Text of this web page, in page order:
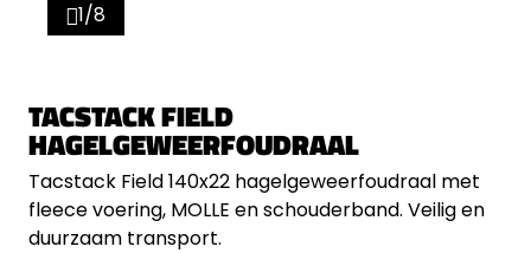
1/8
TACSTACK FIELD
HAGELGEWEERFOUDRAAL
Tacstack Field 140x22 hagelgeweerfoudraal met
fleece voering, MOLLE en schouderband. Veilig en
duurzaam transport.